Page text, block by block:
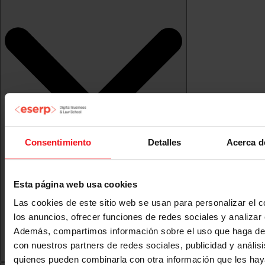
Consentimiento Detalles Acerca
Esta página web usa cookies
Las cookies de este sitio web se usan para personalizar el
los anuncios, ofrecer funciones de redes sociales y analizar
Además, compartimos información sobre el uso que haga
con nuestros partners de redes sociales, publicidad y
quienes pueden combinarla con otra información que les